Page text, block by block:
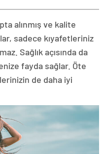
alınmış ve kalite
sadece kıyafetleriniz
Sağlık açısında da
fayda sağlar. Öte
de daha iyi